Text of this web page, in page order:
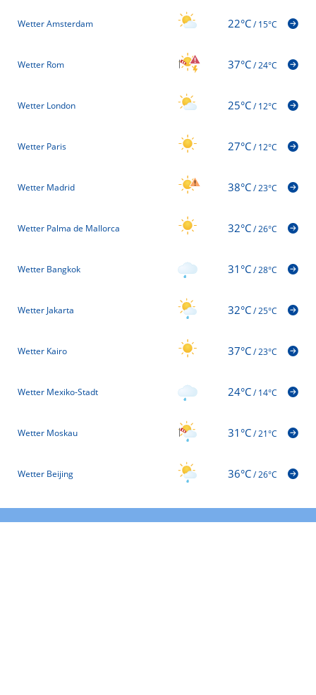
Wetter Amsterdam 22°C/15°C
Wetter Rom 37°C/24°C
Wetter London 25°C/12°C
Wetter Paris 27°C/12°C
Wetter Madrid 38°C/23°C
Wetter Palma de Mallorca 32°C/26°C
Wetter Bangkok 31°C/28°C
Wetter Jakarta 32°C/25°C
Wetter Kairo 37°C/23°C
Wetter Mexiko-Stadt 24°C/14°C
Wetter Moskau 31°C/21°C
Wetter Beijing 36°C/26°C